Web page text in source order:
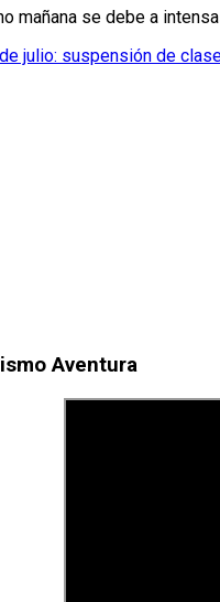
mañana se debe a
julio: suspensión de
Aventura